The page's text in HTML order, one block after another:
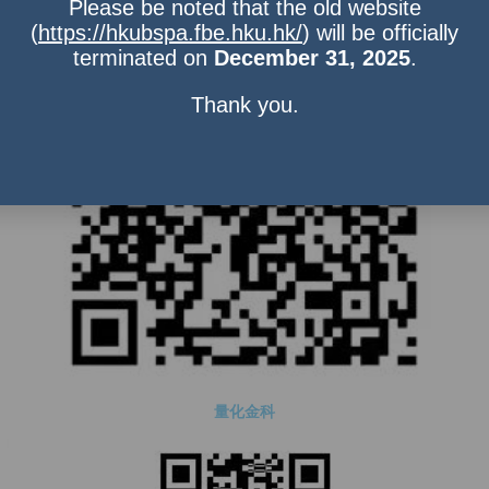
量化金科
Please be noted that the old website
(https://hkubspa.fbe.hku.hk/) will be officially
terminated on December 31, 2025.
Thank you.